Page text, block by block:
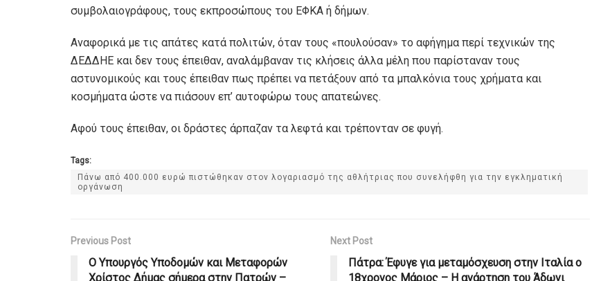
συμβολαιογράφους, τους εκπροσώπους του ΕΦΚΑ ή δήμων.
Αναφορικά με τις απάτες κατά πολιτών, όταν τους «πουλούσαν» το αφήγημα περί τεχνικών της
ΔΕΔΔΗΕ και δεν τους έπειθαν, αναλάμβαναν τις κλήσεις άλλα μέλη που παρίσταναν τους
αστυνομικούς και τους έπειθαν πως πρέπει να πετάξουν από τα μπαλκόνια τους χρήματα και
κοσμήματα ώστε να πιάσουν επ’ αυτοφώρω τους απατεώνες.
Αφού τους έπειθαν, οι δράστες άρπαζαν τα λεφτά και τρέπονταν σε φυγή.
Tags:
Πάνω από 400.000 ευρώ πιστώθηκαν στον λογαριασμό της αθλήτριας που συνελήφθη για την εγκληματική
οργάνωση
Previous Post
Ο Υπουργός Υποδομών και Μεταφορών
Χρίστος Δήμας σήμερα στην Πατρών –
Next Post
Πάτρα: Έφυγε για μεταμόσχευση στην Ιταλία ο
18χρονος Μάριος – Η ανάρτηση του Άδωνι